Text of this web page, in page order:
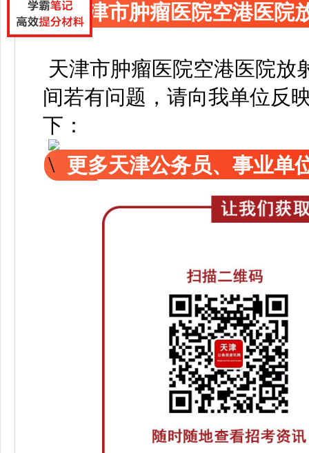
天津市肿瘤医院空港医院
天津市肿瘤医院空港医院
间若有问题，请向我单位反
下：
更多天津公务员、事业单